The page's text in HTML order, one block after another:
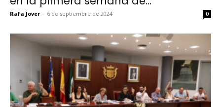
Rafa Jover - 6 de septiembre de 2024 0